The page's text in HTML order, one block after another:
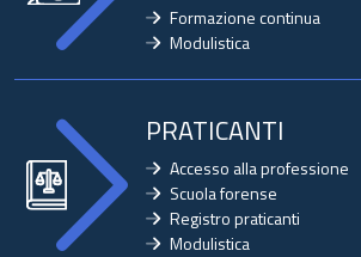
Formazione continua
Modulistica
PRATICANTI
Accesso alla professione
Scuola forense
Registro praticanti
Modulistica